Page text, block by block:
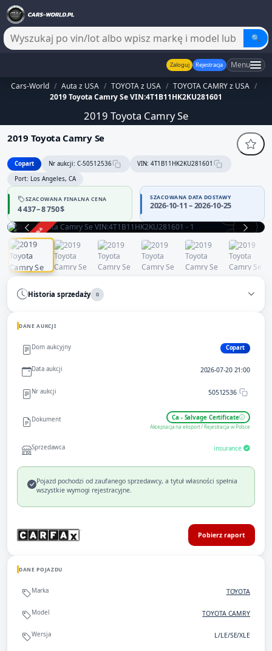
🔍
Zaloguj Rejestracja Menu
Cars-World / Auta z USA / TOYOTA z USA / TOYOTA CAMRY z USA /
2019 Toyota Camry Se VIN:4T1B11HK2KU281601
2019 Toyota Camry Se
2019 Toyota Camry Se
Copart Nr aukcji: C-50512536
VIN: 4T1B11HK2KU281601
Port: Los Angeles, CA
SZACOWANA FINALNA CENA
4 437 – 8 750 $
SZACOWANA DATA DOSTAWY
2026-10-11 – 2026-10-25
ZAKOŃCZONA
Historia sprzedaży 0
DANE AUKCJI
Dom aukcyjny Copart
Data aukcji 2026-07-20 21:00
Nr aukcji 50512536
Dokument Ca - Salvage Certificate
Akceptacja na eksport / Rejestracja w Polsce
Sprzedawca insurance
Pojazd pochodzi od zaufanego sprzedawcy, a tytuł własności spełnia
wszystkie wymogi rejestracyjne.
Pobierz raport
DANE POJAZDU
Marka TOYOTA
Model TOYOTA CAMRY
Wersja L/LE/SE/XLE